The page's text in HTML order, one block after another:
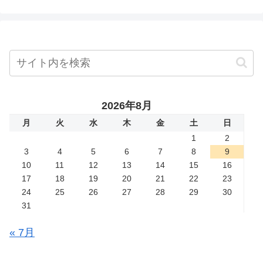
2026年8月
月 火 水 木 金 土
日
1
2
3
4 5 6 7 8
9
10
11 12 13 14 15
16
17
18 19 20 21 22
23
24
25 26 27 28 29
30
31
« 7月